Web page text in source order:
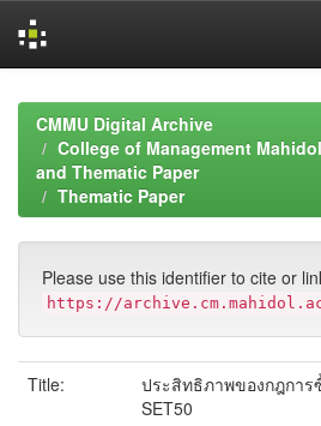
navigationCMMU Digital Archive
College of Management
and Thematic Paper
Thematic Paper
Please use this identifier to cite or
https://
Title:
ประสิทธิภาพของกฎกา
SET50